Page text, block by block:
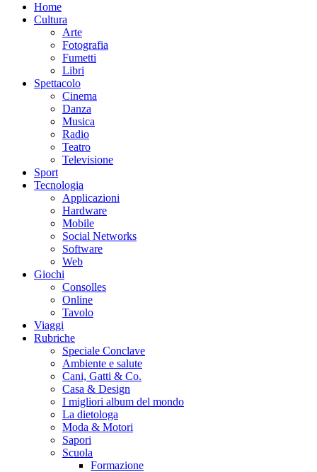
Home
Cultura
Arte
Fotografia
Fumetti
Libri
Spettacolo
Cinema
Danza
Musica
Radio
Teatro
Televisione
Sport
Tecnologia
Applicazioni
Hardware
Mobile
Social Networks
Software
Web
Giochi
Consolles
Online
Tavolo
Viaggi
Rubriche
Speciale Conclave
Ambiente e salute
Cani, Gatti & Co.
Casa & Design
I migliori album del mondo
La dietologa
Moda & Motori
Sapori
Scuola
Formazione